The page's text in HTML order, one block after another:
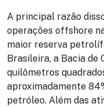
A principal razão
operações offshore
maior reserva
Brasileira, a Bacia de
quilômetros
aproximadamente
petróleo. Além das